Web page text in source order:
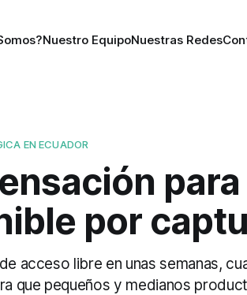
Nuestro EquipoNuestras Redes
EN ECUADOR
por
acceso libre en unas semanas,
que pequeños y medianos